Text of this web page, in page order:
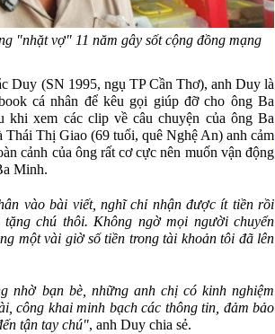
"nhặt vợ" 11 năm gây sốt cộng đồng mạng
Duy (SN 1995, ngụ TP Cần Thơ), anh Duy là
cá nhân để kêu gọi giúp đỡ cho ông Ba
khi xem các clip về câu chuyện của ông Ba
Thị Giao (69 tuổi, quê Nghệ An) anh cảm
cảnh của ông rất cơ cực nên muốn vận động
Minh.
vào bài viết, nghĩ chỉ nhận được ít tiền rồi
chú thôi. Không ngờ mọi người chuyển
một vài giờ số tiền trong tài khoản tôi đã lên
nhờ bạn bè, những anh chị có kinh nghiệm
công khai minh bạch các thông tin, đảm bảo
tận tay chú", anh Duy chia sẻ.